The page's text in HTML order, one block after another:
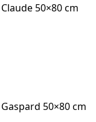
50×80 cm
50×80 cm